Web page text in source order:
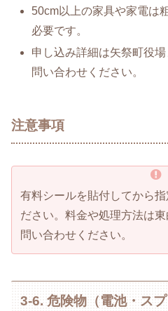
50cm以上の家具や家電は
必要です。
申し込み詳細は矢祭町役
問い合わせください。
注意事項
有料シールを貼付してから
ださい。料金や処理方法は
問い合わせください。
3-6. 危険物（電池・スプ